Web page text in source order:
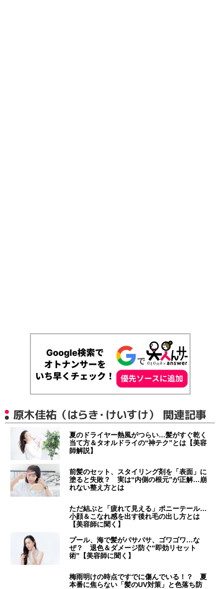
原木佳祐（はらき・けいすけ） 関連記事
夏のドライヤー熱風がつらい…髪がすぐ乾く
当て方＆タオルドライの“神テク”とは【美容
師解説】
前髪のセット、スタイリング剤を「表面」に
塗ると失敗？ 実は“内側の根元”が正解…崩
れない整え方とは
ただ結ぶと「疲れて見える」ポニーテール…
小顔＆こなれ感を出す後れ毛の出し方とは
【美容師に聞く】
プール、海で髪がパサパサ、ゴワゴワ…な
ぜ？ 退色＆ダメージ防ぐ“即効リセット
術”【美容師に聞く】
梅雨明けの時点ですでに傷んでいる！？ 夏
本番に焦らない「髪のUV対策」と色落ち防